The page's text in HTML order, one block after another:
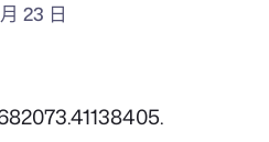
23 日